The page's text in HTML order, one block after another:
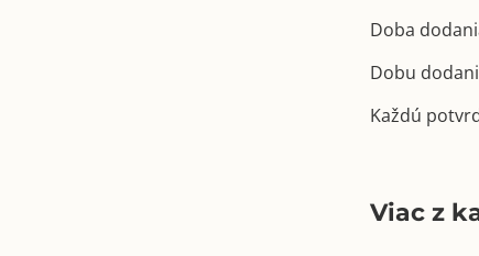
Doba
Dobu
Každú
Viac z